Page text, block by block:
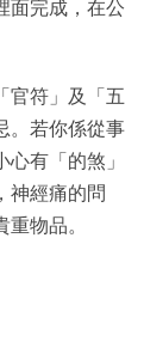
面完成，在公
官符」及「五
。若你係從事
有「的煞」
神經痛的問
物品。